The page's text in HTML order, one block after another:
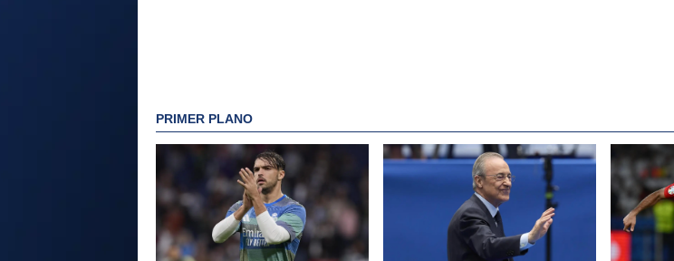
PRIMER PLANO